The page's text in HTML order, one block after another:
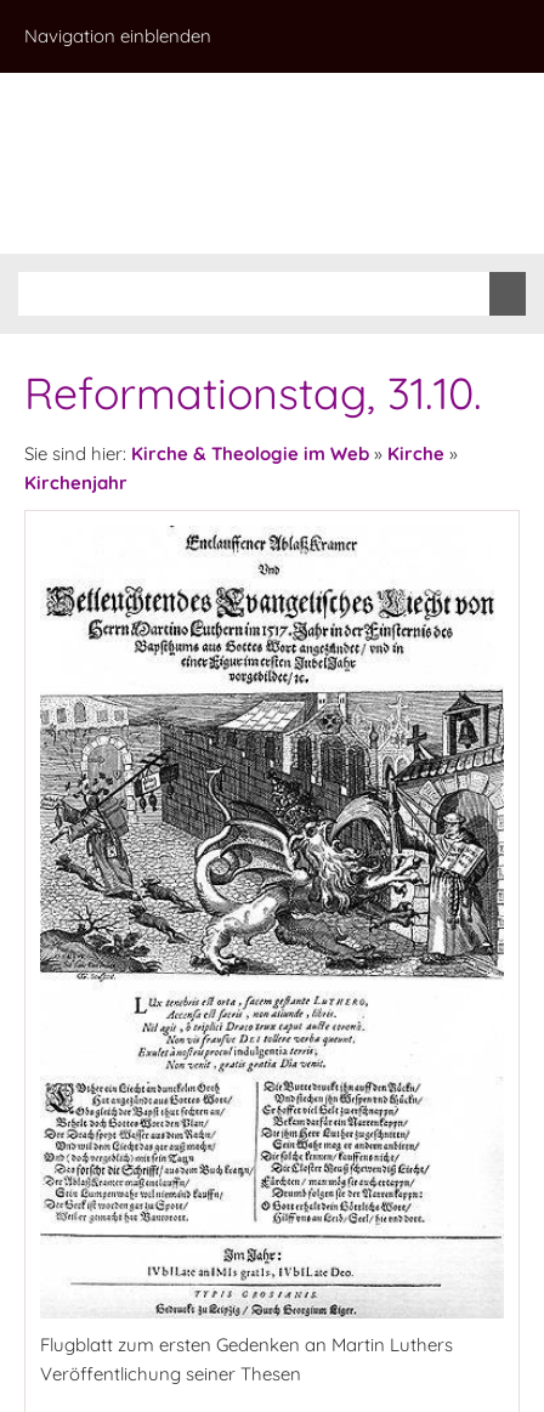
Navigation einblenden
Reformationstag, 31.10.
Sie sind hier: Kirche & Theologie im Web » Kirche »
Kirchenjahr
Flugblatt zum ersten Gedenken an Martin Luthers
Veröffentlichung seiner Thesen